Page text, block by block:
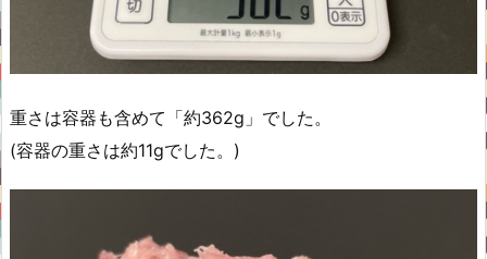
重さは容器も含めて「約362g」でした。
(容器の重さは約11gでした。)